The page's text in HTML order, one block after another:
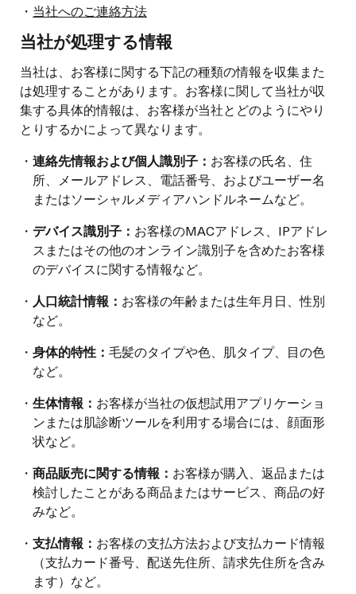
・ 当社へのご連絡方法
当社が処理する情報
当社は、お客様に関する下記の種類の情報を収集また
は処理することがあります。お客様に関して当社が収
集する具体的情報は、お客様が当社とどのようにやり
とりするかによって異なります。
・ 連絡先情報および個人識別子： お客様の氏名、住
所、メールアドレス、電話番号、およびユーザー名
またはソーシャルメディアハンドルネームなど。
・ デバイス識別子： お客様のMACアドレス、IPアドレ
スまたはその他のオンライン識別子を含めたお客様
のデバイスに関する情報など。
・ 人口統計情報： お客様の年齢または生年月日、性別
など。
・ 身体的特性： 毛髪のタイプや色、肌タイプ、目の色
など。
・ 生体情報： お客様が当社の仮想試用アプリケーショ
ンまたは肌診断ツールを利用する場合には、顔面形
状など。
・ 商品販売に関する情報： お客様が購入、返品または
検討したことがある商品またはサービス、商品の好
みなど。
・ 支払情報： お客様の支払方法および支払カード情報
（支払カード番号、配送先住所、請求先住所を含み
ます）など。